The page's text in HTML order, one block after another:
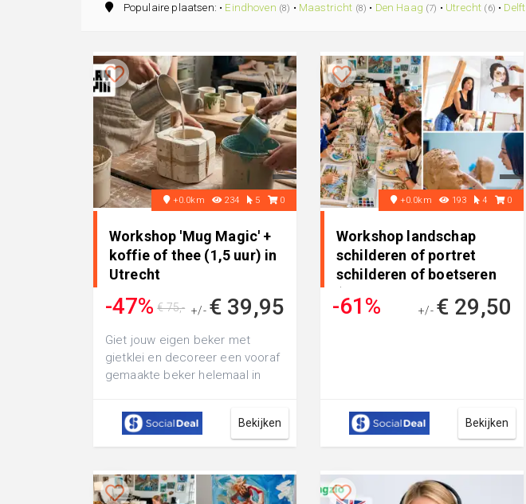
Populaire plaatsen: • Eindhoven (8) • Maastricht (8) • Den Haag (7) • Utrecht (6) • Delft
+0.0km 234 5 0
Workshop 'Mug Magic' +
koffie of thee (1,5 uur) in
Utrecht
-47% +/- € 39,95
€ 75,-
Giet jouw eigen beker met
gietklei en decoreer een vooraf
gemaakte beker helemaal in
workshop '...
Bekijken
+0.0km 193 4 0
Workshop landschap
schilderen of portret
schilderen of boetseren
(2 of..
-61% +/- € 29,50
Bekijken